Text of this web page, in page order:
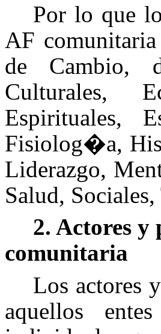
Por lo que
AF
de Cambio,
Culturales,
Espirituales,
Fisiolog�a,
Liderazgo,
Salud,
2. Actores
comunitaria
Los actores
aquellos